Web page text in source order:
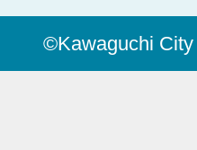
©Kawaguchi City